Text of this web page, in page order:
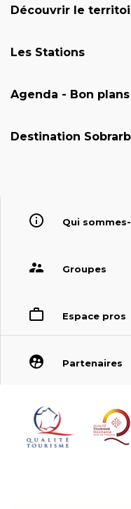
Découvrir le
Les Stations
Agenda - Bon plans
Destination
Qui
Groupes
Espace pros
Partenaires